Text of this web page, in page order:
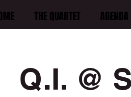
THE QUARTET AGENDA
Q.I. @